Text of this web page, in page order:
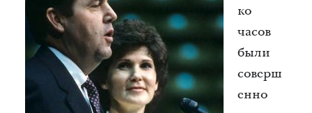
ко
часов
были
соверш
енно